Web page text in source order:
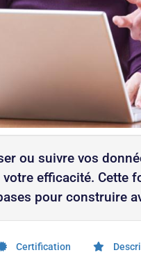
ou suivre vos
votre efficacité. Cette
pour construire
Certification